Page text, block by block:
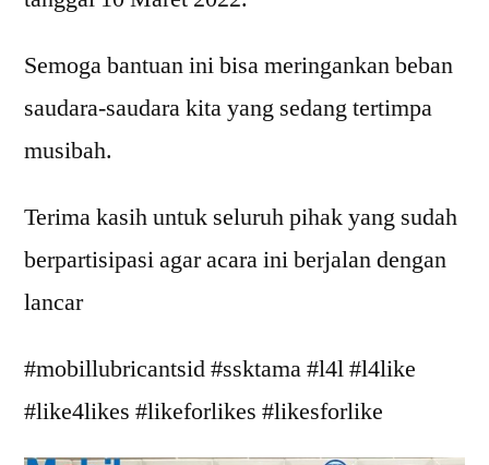
Semoga bantuan ini bisa meringankan beban
saudara-saudara kita yang sedang tertimpa
musibah.
Terima kasih untuk seluruh pihak yang sudah
berpartisipasi agar acara ini berjalan dengan
lancar
#mobillubricantsid #ssktama #l4l #l4like
#like4likes #likeforlikes #likesforlike